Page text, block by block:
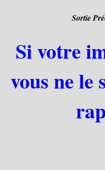
Sortie
Si votre
vous ne le